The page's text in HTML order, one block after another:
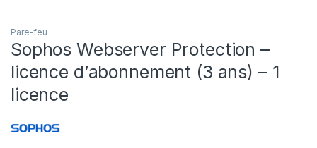
Pare-feu
Sophos Webserver Protection –
licence d’abonnement (3 ans) – 1
licence